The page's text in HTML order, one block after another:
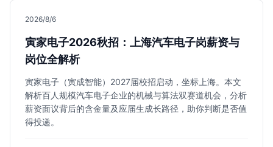
2026/8/6
寅家电子2026秋招：上海汽车电子岗薪资与
岗位全解析
寅家电子（寅成智能）2027届校招启动，坐标上海。本文
解析百人规模汽车电子企业的机械与算法双赛道机会，分析
薪资面议背后的含金量及应届生成长路径，助你判断是否值
得投递。